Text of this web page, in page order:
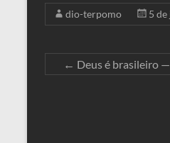
dio-terpomo 5
← Deus é brasileiro